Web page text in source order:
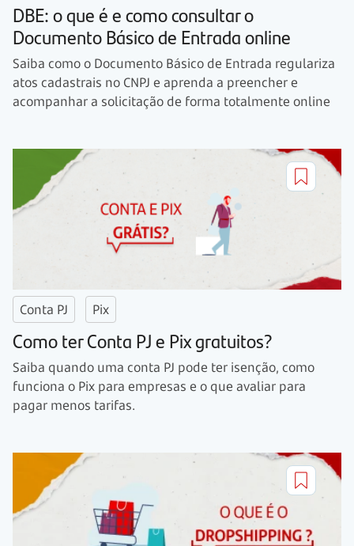
DBE: o que é e como consultar o
Documento Básico de Entrada online
Saiba como o Documento Básico de Entrada regulariza
atos cadastrais no CNPJ e aprenda a preencher e
acompanhar a solicitação de forma totalmente online
Conta PJ Pix
Como ter Conta PJ e Pix gratuitos?
Saiba quando uma conta PJ pode ter isenção, como
funciona o Pix para empresas e o que avaliar para
pagar menos tarifas.